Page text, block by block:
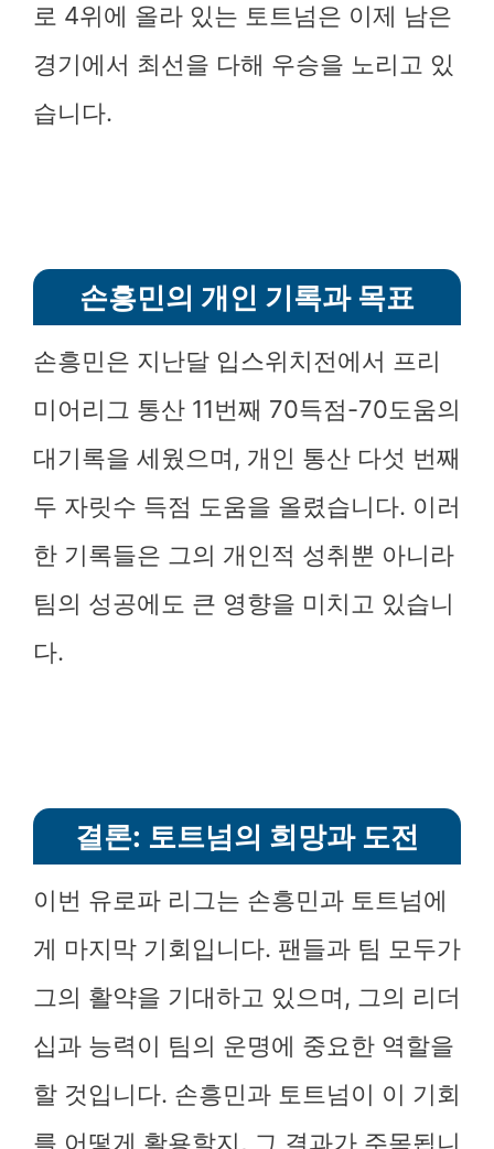
로 4위에 올라 있는 토트넘은 이제 남은
경기에서 최선을 다해 우승을 노리고 있
습니다.
손흥민의 개인 기록과 목표
손흥민은 지난달 입스위치전에서 프리
미어리그 통산 11번째 70득점-70도움의
대기록을 세웠으며, 개인 통산 다섯 번째
두 자릿수 득점 도움을 올렸습니다. 이러
한 기록들은 그의 개인적 성취뿐 아니라
팀의 성공에도 큰 영향을 미치고 있습니
다.
결론: 토트넘의 희망과 도전
이번 유로파 리그는 손흥민과 토트넘에
게 마지막 기회입니다. 팬들과 팀 모두가
그의 활약을 기대하고 있으며, 그의 리더
십과 능력이 팀의 운명에 중요한 역할을
할 것입니다. 손흥민과 토트넘이 이 기회
를 어떻게 활용할지, 그 결과가 주목됩니